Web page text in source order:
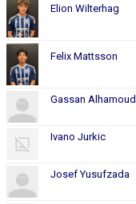
Elion Wilterhag
Felix Mattsson
Gassan Alhamoud
Ivano Jurkic
Josef Yusufzada